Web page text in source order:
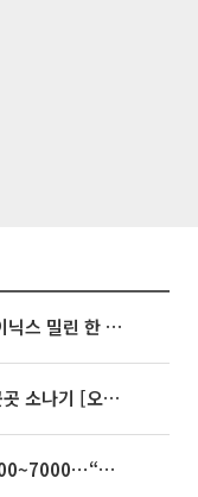
[베스트&워스트] 삼성전자·SK하이닉스 밀린 한 주…상상인증권은 85% 급등
35도 안팎 무더위 이어져…전국 곳곳 소나기 [오늘 날씨]
[주간증시전망] 다음주 코스피 6000~7000⋯“外人 수급은 정책이 변수”